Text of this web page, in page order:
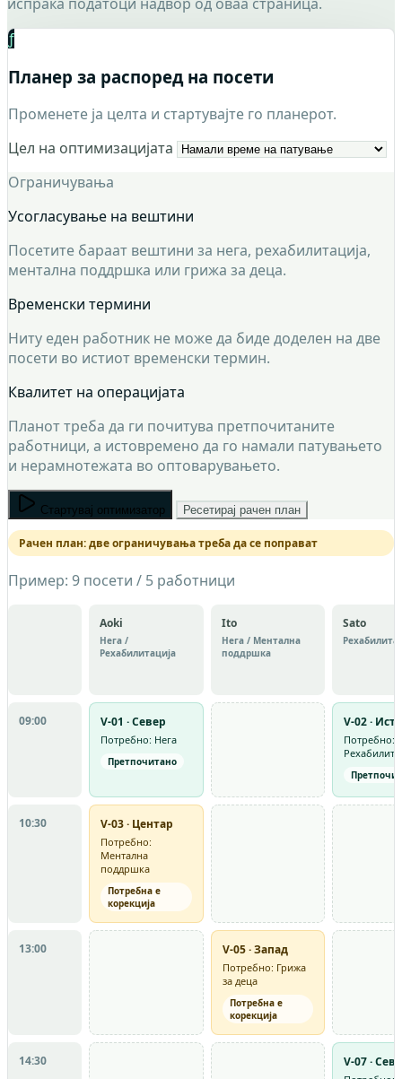
ƒ
Планер за распоред на посети
Променете ја целта и стартувајте го планерот.
Цел на оптимизацијата
Ограничувања
Усогласување на вештини
Посетите бараат вештини за нега, рехабилитација,
ментална поддршка или грижа за деца.
Временски термини
Ниту еден работник не може да биде доделен на две
посети во истиот временски термин.
Квалитет на операцијата
Планот треба да ги почитува претпочитаните
работници, а истовремено да го намали патувањето
и нерамнотежата во оптоварувањето.
Стартувај оптимизатор Ресетирај рачен план
Рачен план: две ограничувања треба да се поправат
Пример: 9 посети / 5 работници
Aoki
Нега /
Рехабилитација
Ito
Нега / Ментална
поддршка
Sato
09:00 V-01 · Север
Потребно: Нега
Претпочитано
V-02 ·
Потребно:
10:30 V-03 · Центар
Потребно:
Ментална
поддршка
Потребна е
корекција
13:00 V-05 · Запад
Потребно: Грижа
за деца
Потребна е
корекција
14:30 V-07 ·